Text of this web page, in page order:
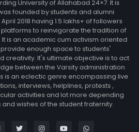
University of Allahabad 24×7. It is
founded by students and alumni
2018 having 1.5 lakhs+ of followers
to reinvigorate the tradition of
It is an academic cum activism oriented
enough space to students'
creativity. It's ultimate objective is to act
between the Varsity administration
is an eclectic genre encompassing live
interviews, helplines, protests ,
activities and lot more depending
wishes of the student fraternity.